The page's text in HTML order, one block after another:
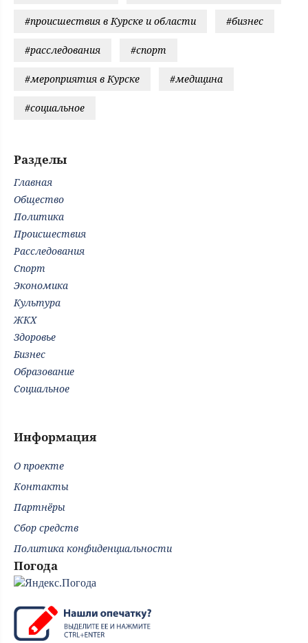
#происшествия в Курске и области #бизнес
#расследования #спорт
#мероприятия в Курске #медицина
#социальное
Разделы
Главная
Общество
Политика
Происшествия
Расследования
Спорт
Экономика
Культура
ЖКХ
Здоровье
Бизнес
Образование
Социальное
Информация
О проекте
Контакты
Партнёры
Сбор средств
Политика конфиденциальности
Погода